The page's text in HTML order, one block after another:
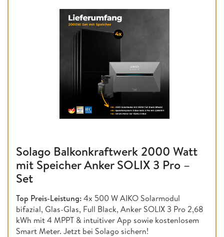
Solago Balkonkraftwerk 2000 Watt
mit Speicher Anker SOLIX 3 Pro –
Set
Top Preis-Leistung:4x 500 W AIKO Solarmodul
bifazial, Glas-Glas, Full Black, Anker SOLIX 3 Pro 2,68
kWh mit 4 MPPT & intuitiver App sowie kostenlosem
Smart Meter. Jetzt bei Solago sichern!